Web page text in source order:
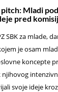
pitch: Mladi
pred
SBK za mlade,
je osam
koncepte
svoje ideje